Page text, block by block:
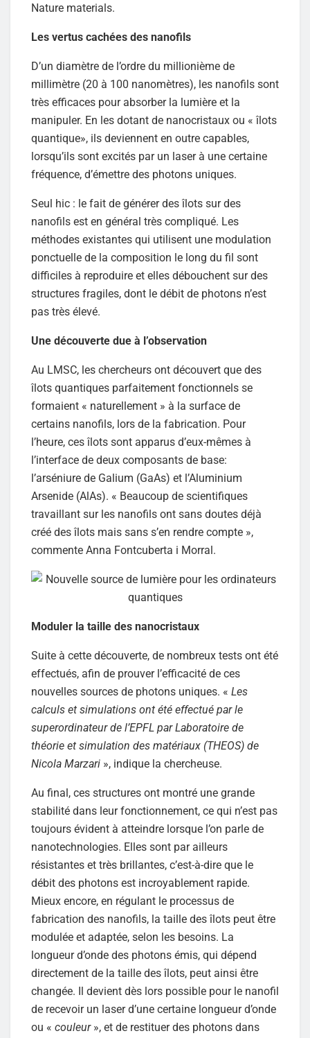
Nature materials.
Les vertus cachées des nanofils
D’un diamètre de l’ordre du millionième de
millimètre (20 à 100 nanomètres), les nanofils sont
très efficaces pour absorber la lumière et la
manipuler. En les dotant de nanocristaux ou « îlots
quantique», ils deviennent en outre capables,
lorsqu’ils sont excités par un laser à une certaine
fréquence, d’émettre des photons uniques.
Seul hic : le fait de générer des îlots sur des
nanofils est en général très compliqué. Les
méthodes existantes qui utilisent une modulation
ponctuelle de la composition le long du fil sont
difficiles à reproduire et elles débouchent sur des
structures fragiles, dont le débit de photons n’est
pas très élevé.
Une découverte due à l’observation
Au LMSC, les chercheurs ont découvert que des
îlots quantiques parfaitement fonctionnels se
formaient « naturellement » à la surface de
certains nanofils, lors de la fabrication. Pour
l’heure, ces îlots sont apparus d’eux-mêmes à
l’interface de deux composants de base:
l’arséniure de Galium (GaAs) et l’Aluminium
Arsenide (AlAs). « Beaucoup de scientifiques
travaillant sur les nanofils ont sans doutes déjà
créé des îlots mais sans s’en rendre compte »,
commente Anna Fontcuberta i Morral.
Moduler la taille des nanocristaux
Suite à cette découverte, de nombreux tests ont été
effectués, afin de prouver l’efficacité de ces
nouvelles sources de photons uniques. « Les
calculs et simulations ont été effectué par le
superordinateur de l’EPFL par Laboratoire de
théorie et simulation des matériaux (THEOS) de
Nicola Marzari », indique la chercheuse.
Au final, ces structures ont montré une grande
stabilité dans leur fonctionnement, ce qui n’est pas
toujours évident à atteindre lorsque l’on parle de
nanotechnologies. Elles sont par ailleurs
résistantes et très brillantes, c’est-à-dire que le
débit des photons est incroyablement rapide.
Mieux encore, en régulant le processus de
fabrication des nanofils, la taille des îlots peut être
modulée et adaptée, selon les besoins. La
longueur d’onde des photons émis, qui dépend
directement de la taille des îlots, peut ainsi être
changée. Il devient dès lors possible pour le nanofil
de recevoir un laser d’une certaine longueur d’onde
ou « couleur », et de restituer des photons dans